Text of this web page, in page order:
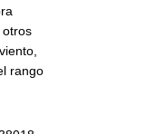
otros
rango